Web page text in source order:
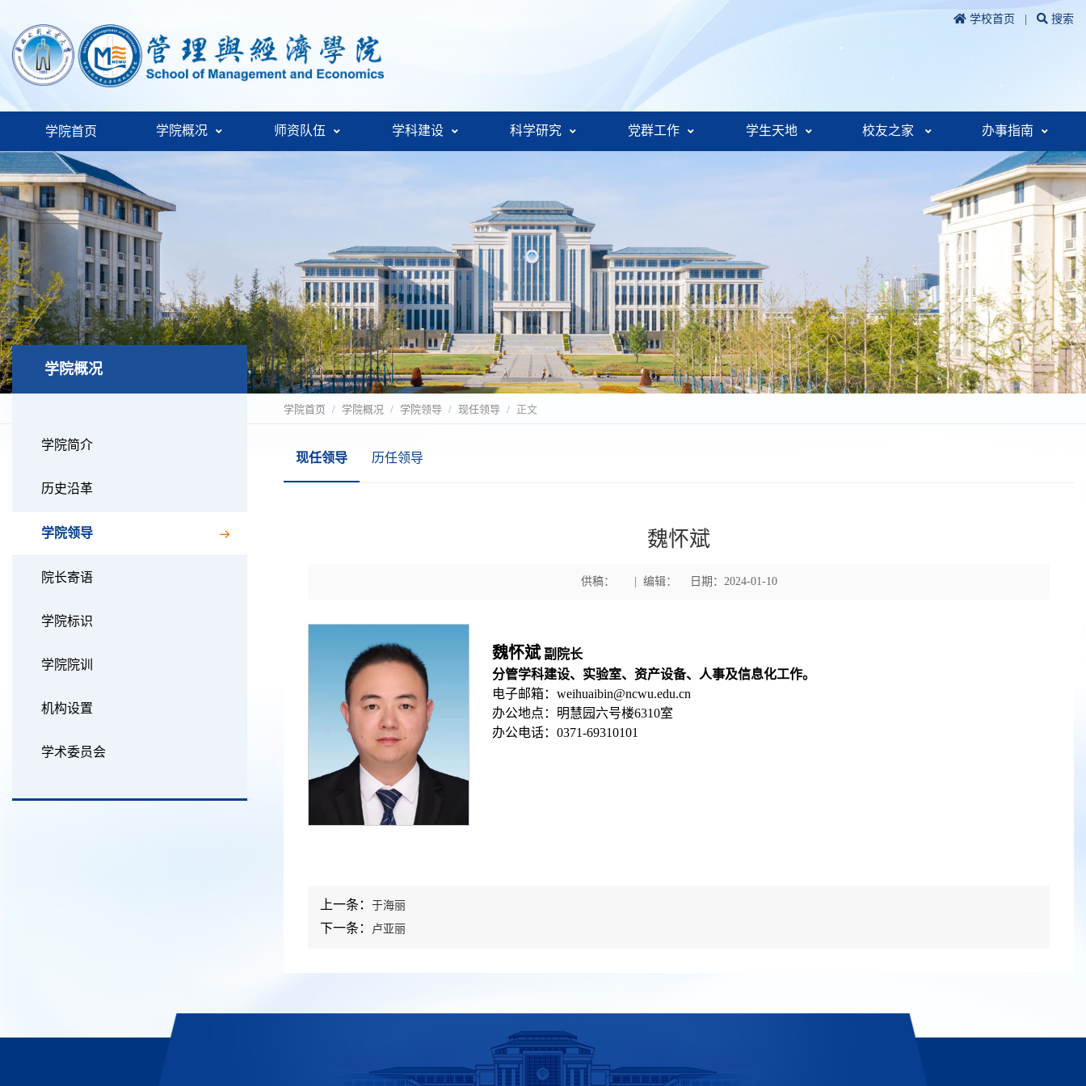
学校首页 搜索
学院首页 学院概况 师资队伍 学科建设 科学研究 党群工作 学生天地 校友之家 办事指南
学院概况
学院简介
历史沿革
学院领导
院长寄语
学院标识
学院院训
机构设置
学术委员会
学院首页 学院概况 学院领导 现任领导 正文
现任领导 历任领导
魏怀斌
供稿： | 编辑： 日期：2024-01-10
魏怀斌副院长
分管学科建设、实验室、资产设备、人事及信息化工作。
电子邮箱：weihuaibin@ncwu.edu.cn
办公地点：明慧园六号楼6310室
办公电话：0371-69310101
上一条： 于海丽
下一条： 卢亚丽